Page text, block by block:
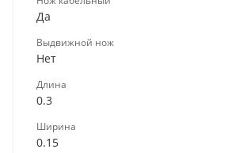
Да
Выдвижной нож
Нет
Длина
0.3
Ширина
0.15